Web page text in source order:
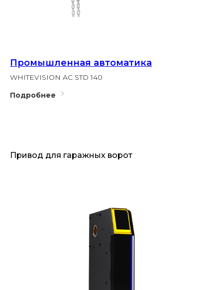
Промышленная автоматика
WHITEVISION AC STD 140
Подробнее
Привод для гаражных ворот